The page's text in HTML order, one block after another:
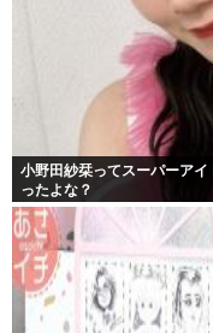
小野田紗栞ってスーパーア
ったよな？